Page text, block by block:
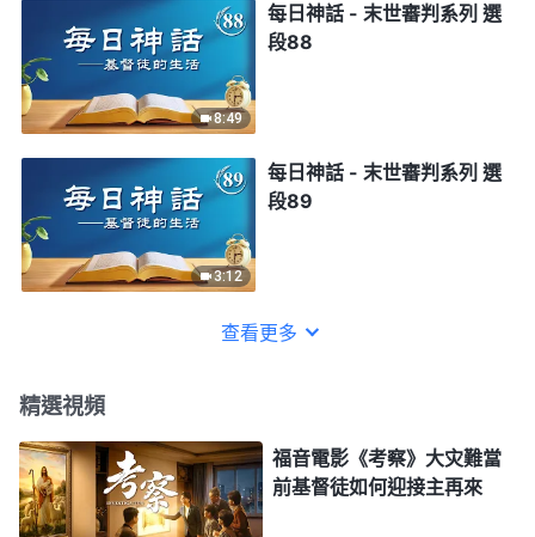
8:49
每日神話 - 末世審判系列 選
段88
3:12
每日神話 - 末世審判系列 選
段89
查看更多
精選視頻
福音電影《考察》大灾難當
前基督徒如何迎接主再來